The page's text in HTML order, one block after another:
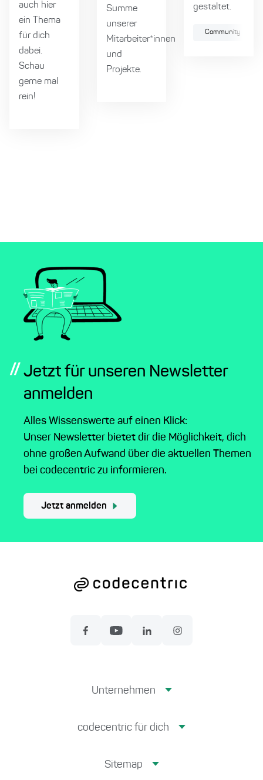
auch hier
ein Thema
für dich
dabei.
Schau
gerne mal
rein!
Summe
unserer
Mitarbeiter*innen
und
Projekte.
gestaltet.
Community
// Jetzt für unseren Newsletter
anmelden
Alles Wissenswerte auf einen Klick:
Unser Newsletter bietet dir die Möglichkeit, dich
ohne großen Aufwand über die aktuellen Themen
bei codecentric zu informieren.
Jetzt anmelden
Unternehmen
codecentric für dich
Sitemap